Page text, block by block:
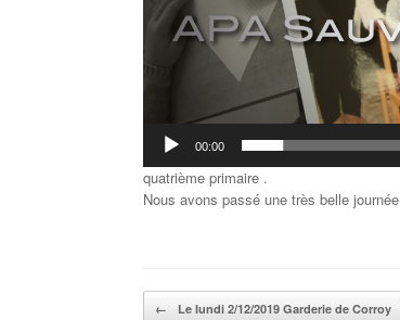
00:00
quatrième primaire .
Nous avons passé une très belle journée
Post navigation
← Le lundi 2/12/2019 Garderie de Corroy